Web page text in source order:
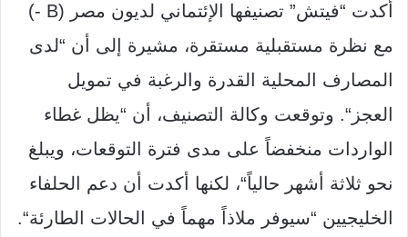
أكدت “فيتش” تصنيفها الإئتماني لديون مصر (B -)
مع نظرة مستقبلية مستقرة، مشيرة إلى أن “لدى
المصارف المحلية القدرة والرغبة في تمويل
العجز “. وتوقعت وكالة التصنيف، أن “يظل غطاء
الواردات منخفضاً على مدى فترة التوقعات، ويبلغ
نحو ثلاثة أشهر حالياً“، لكنها أكدت أن دعم الحلفاء
الخليجيين “سيوفر ملاذاً مهماً في الحالات الطارئة“.